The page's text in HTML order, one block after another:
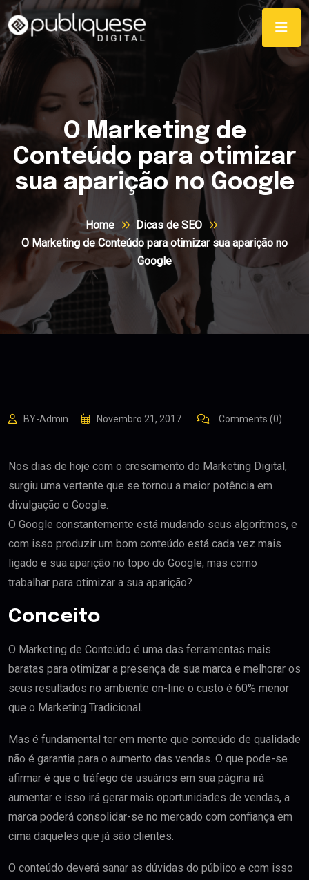
O Marketing de
Conteúdo para otimizar
sua aparição no Google
Home
Dicas de SEO
O Marketing de Conteúdo para otimizar sua aparição no
Google
BY-Admin Novembro 21, 2017 Comments (0)
Nos dias de hoje com o crescimento do Marketing Digital,
surgiu uma vertente que se tornou a maior potência em
divulgação o Google.
O Google constantemente está mudando seus algoritmos, e
com isso produzir um bom conteúdo está cada vez mais
ligado e sua aparição no topo do Google, mas como
trabalhar para otimizar a sua aparição?
Conceito
O Marketing de Conteúdo é uma das ferramentas mais
baratas para otimizar a presença da sua marca e melhorar os
seus resultados no ambiente on-line o custo é 60% menor
que o Marketing Tradicional.
Mas é fundamental ter em mente que conteúdo de qualidade
não é garantia para o aumento das vendas. O que pode-se
afirmar é que o tráfego de usuários em sua página irá
aumentar e isso irá gerar mais oportunidades de vendas, a
marca poderá consolidar-se no mercado com confiança em
cima daqueles que já são clientes.
O conteúdo deverá sanar as dúvidas do público e com isso